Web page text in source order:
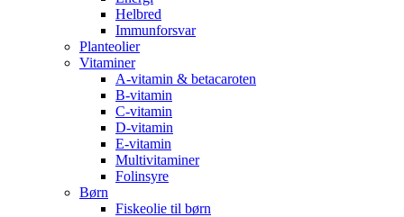
Helbred
Immunforsvar
Planteolier
Vitaminer
A-vitamin & betacaroten
B-vitamin
C-vitamin
D-vitamin
E-vitamin
Multivitaminer
Folinsyre
Børn
Fiskeolie til børn